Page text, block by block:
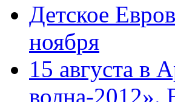
Детское
ноября
15 августа в
волна-2012».